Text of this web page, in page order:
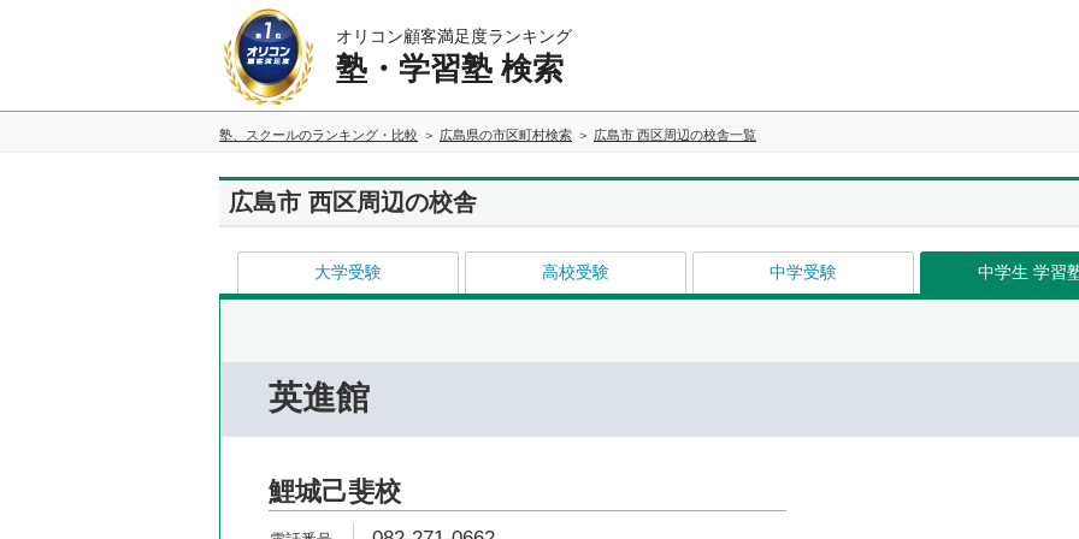
オリコン顧客満足度ランキング
塾・学習塾 検索
塾、スクールのランキング・比較 広島県の市区町村検索 広島市 西区周辺の校舎一覧
広島市 西区周辺の校舎
大学受験 高校受験 中学受験 中学生 学習
英進館
鯉城己斐校